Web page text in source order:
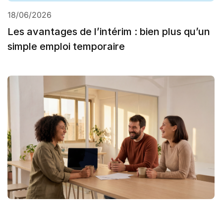
18/06/2026
Les avantages de l’intérim : bien plus qu’un
simple emploi temporaire